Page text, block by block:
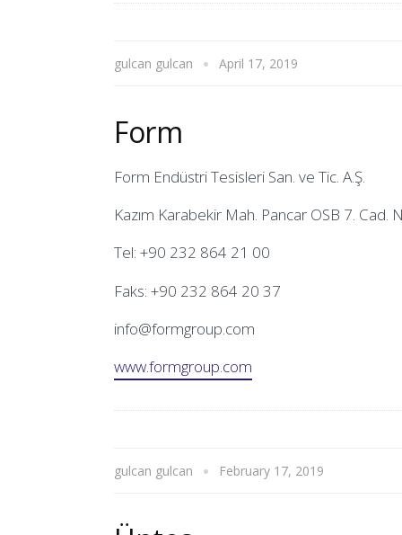
gulcan gulcan April 17, 2019
Form
Form Endüstri Tesisleri San. ve Tic. A.Ş.
Kazım Karabekir Mah. Pancar OSB 7. Cad.
Tel: +90 232 864 21 00
Faks: +90 232 864 20 37
info@formgroup.com
www.formgroup.com
gulcan gulcan February 17, 2019